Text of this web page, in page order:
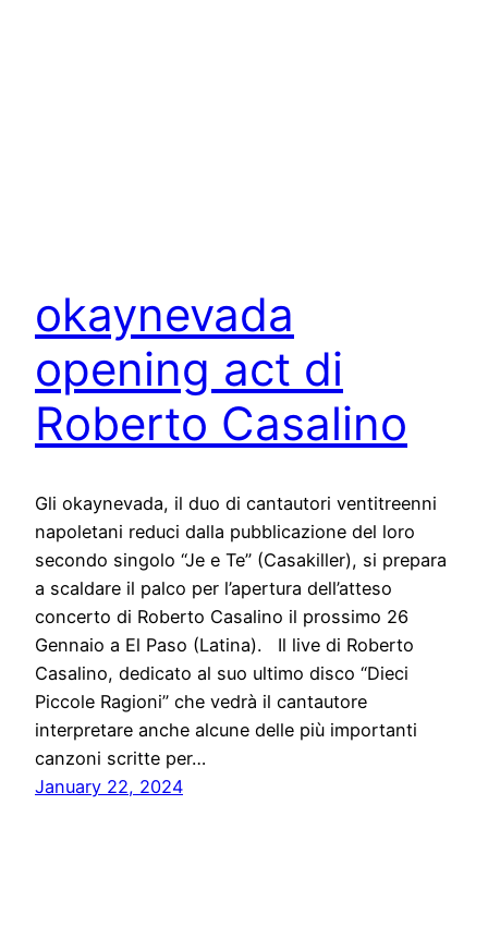
okaynevada
opening act di
Roberto Casalino
Gli okaynevada, il duo di cantautori ventitreenni
napoletani reduci dalla pubblicazione del loro
secondo singolo “Je e Te” (Casakiller), si prepara
a scaldare il palco per l’apertura dell’atteso
concerto di Roberto Casalino il prossimo 26
Gennaio a El Paso (Latina). Il live di Roberto
Casalino, dedicato al suo ultimo disco “Dieci
Piccole Ragioni” che vedrà il cantautore
interpretare anche alcune delle più importanti
canzoni scritte per…
January 22, 2024